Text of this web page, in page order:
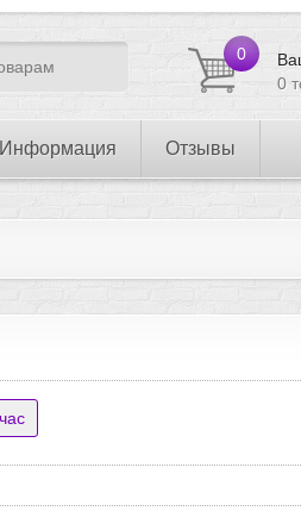
0
0
Информация Отзывы